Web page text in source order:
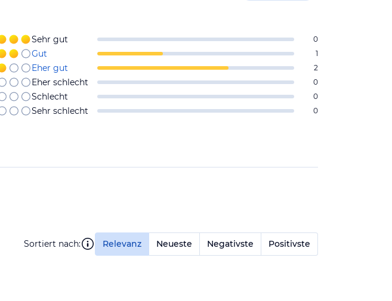
Sehr gut 0
Gut 1
Eher gut 2
Eher schlecht 0
Schlecht 0
Sehr schlecht 0
Sortiert nach: Relevanz Neueste Negativste Positivste